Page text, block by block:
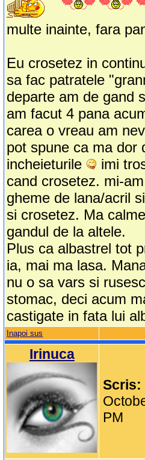
multe inainte, fara
Eu crosetez in
sa fac patratele
departe am de gand
am facut 4 pana
carea o vreau am
pot spune ca ma dor
incheieturile
imi
cand crosetez. mi-
gheme de lana/acril
si crosetez. Ma
gandul de la altele.
Plus ca albastrel tot
ia, mai ma lasa.
nu o sa vars si
stomac, deci acum
castigate in fata lui
Inapoi sus
Irinuca
Scris:
PM